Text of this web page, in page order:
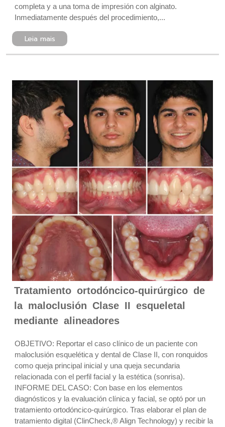
completa y a una toma de impresión con alginato.
Inmediatamente después del procedimiento,...
Leia mais
Tratamiento ortodóncico-quirúrgico de
la maloclusión Clase II esqueletal
mediante alineadores
OBJETIVO: Reportar el caso clínico de un paciente con
maloclusión esquelética y dental de Clase II, con ronquidos
como queja principal inicial y una queja secundaria
relacionada con el perfil facial y la estética (sonrisa).
INFORME DEL CASO: Con base en los elementos
diagnósticos y la evaluación clínica y facial, se optó por un
tratamiento ortodóncico-quirúrgico. Tras elaborar el plan de
tratamiento digital (ClinCheck,® Align Technology) y recibir la